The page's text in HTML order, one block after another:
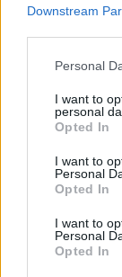
Downstream
Please note
not limited to
grant or deny
use your data
consent section.
Personal
I want to
personal
Opted In
I want to
Personal
Opted In
I want to
Personal
Opted In
πρωτάθλημα
συμπαίκτη τον
O Τάκερ
Τορόντο
επτά ομάδες
σεζόν 2010-
Αποτέλεσε μέλος
Μαϊάμι Χιτ , οι
Κλίπερςκαι οι